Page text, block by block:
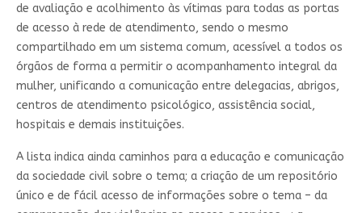
de avaliação e acolhimento às vítimas para todas as portas
de acesso à rede de atendimento, sendo o mesmo
compartilhado em um sistema comum, acessível a todos os
órgãos de forma a permitir o acompanhamento integral da
mulher, unificando a comunicação entre delegacias, abrigos,
centros de atendimento psicológico, assistência social,
hospitais e demais instituições.
A lista indica ainda caminhos para a educação e comunicação
da sociedade civil sobre o tema; a criação de um repositório
único e de fácil acesso de informações sobre o tema – da